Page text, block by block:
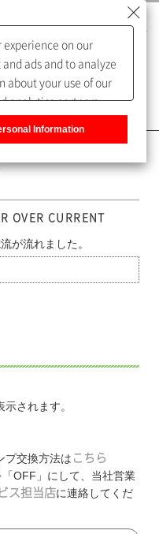
）
OVER CURRENT
が流れました。
されます。
プ交換方法は こちら
OFF」にして、当社営業
ス担当店に連絡してくだ
experience on our
ads and to analyze
about your use of our
analytics partners,
you with our partners.
settings on our
Information